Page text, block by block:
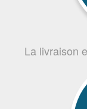
La livraison